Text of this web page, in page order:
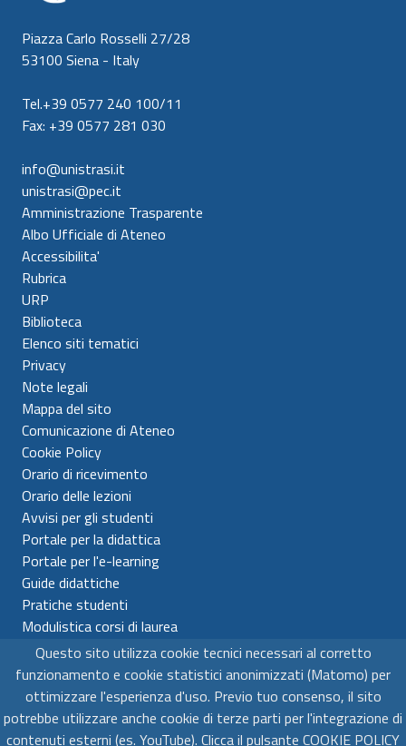
Questo sito utilizza cookie tecnici necessari al corretto
funzionamento e cookie statistici anonimizzati (Matomo) per
ottimizzare l'esperienza d'uso. Previo tuo consenso, il sito
potrebbe utilizzare anche cookie di terze parti per l'integrazione di
contenuti esterni (es. YouTube). Clicca il pulsante COOKIE POLICY
Piazza Carlo Rosselli 27/28
53100 Siena - Italy
Tel.+39 0577 240 100/11
Fax: +39 0577 281 030
info@unistrasi.it
unistrasi@pec.it
Amministrazione Trasparente
Albo Ufficiale di Ateneo
Accessibilita'
Rubrica
URP
Biblioteca
Elenco siti tematici
Privacy
Note legali
Mappa del sito
Comunicazione di Ateneo
Cookie Policy
Orario di ricevimento
Orario delle lezioni
Avvisi per gli studenti
Portale per la didattica
Portale per l'e-learning
Guide didattiche
Pratiche studenti
Modulistica corsi di laurea
Universitá per Stranieri di Siena
C.F. 80007610522 - P.IVA 00980510523